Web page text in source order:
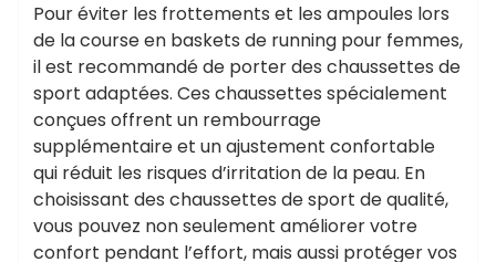
Pour éviter les frottements et les ampoules lors
de la course en baskets de running pour femmes,
il est recommandé de porter des chaussettes de
sport adaptées. Ces chaussettes spécialement
conçues offrent un rembourrage
supplémentaire et un ajustement confortable
qui réduit les risques d’irritation de la peau. En
choisissant des chaussettes de sport de qualité,
vous pouvez non seulement améliorer votre
confort pendant l’effort, mais aussi protéger vos